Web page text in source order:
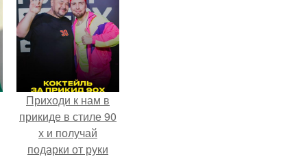
Приходи к нам в
прикиде в стиле 90
х и получай
подарки от руки